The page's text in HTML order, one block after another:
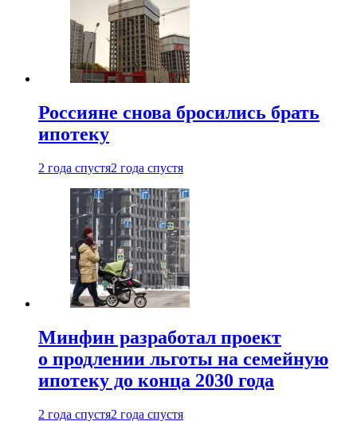
Россияне снова бросились брать
ипотеку
2 года спустя2 года спустя
Минфин разработал проект
о продлении льготы на семейную
ипотеку до конца 2030 года
2 года спустя2 года спустя